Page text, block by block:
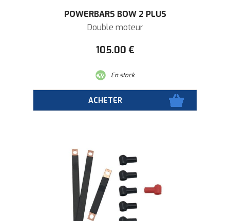
POWERBARS BOW 2 PLUS
Double moteur
105.00 €
En stock